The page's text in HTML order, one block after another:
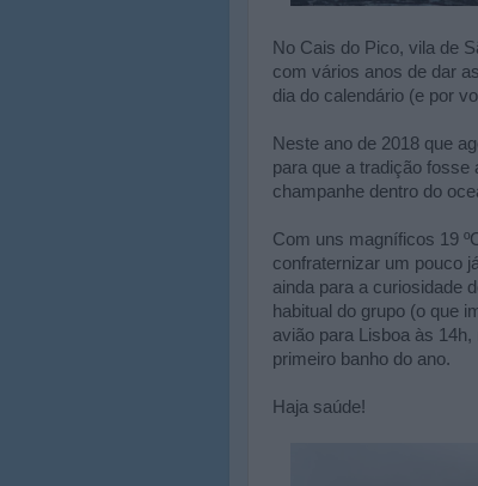
No Cais do Pico, vila de
com vários anos de dar
dia do calendário (e por
Neste ano de 2018 que
para que a tradição fosse
champanhe dentro do
Com uns magníficos 19
confraternizar um pouco
ainda para a curiosidade
habitual do grupo (o que
avião para Lisboa às
primeiro banho do ano.
Haja saúde!